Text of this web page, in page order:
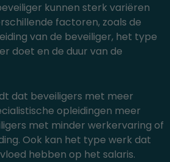
kunnen sterk variëren
factoren, zoals de
van de beveiliger, het type
doet en de duur van de
dat beveiligers met meer
opleidingen meer
met minder werkervaring of
Ook kan het type werk dat
hebben op het salaris.